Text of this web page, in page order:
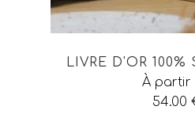
LIVRE D'OR 100%
À partir
54.00